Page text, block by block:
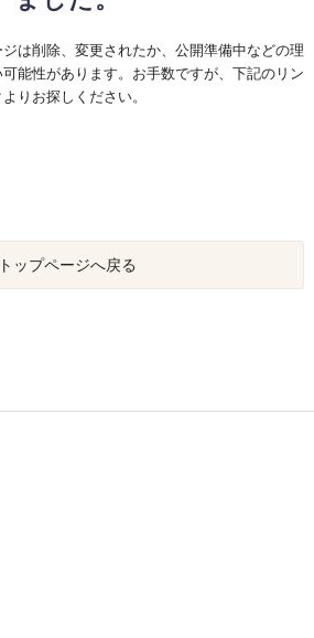
は削除、変更されたか、公開準備中などの理
能性があります。お手数ですが、下記のリン
よりお探しください。
トップページへ戻る